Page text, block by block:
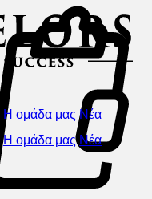
Η ομάδα μας Νέα
Η ομάδα μας Νέα